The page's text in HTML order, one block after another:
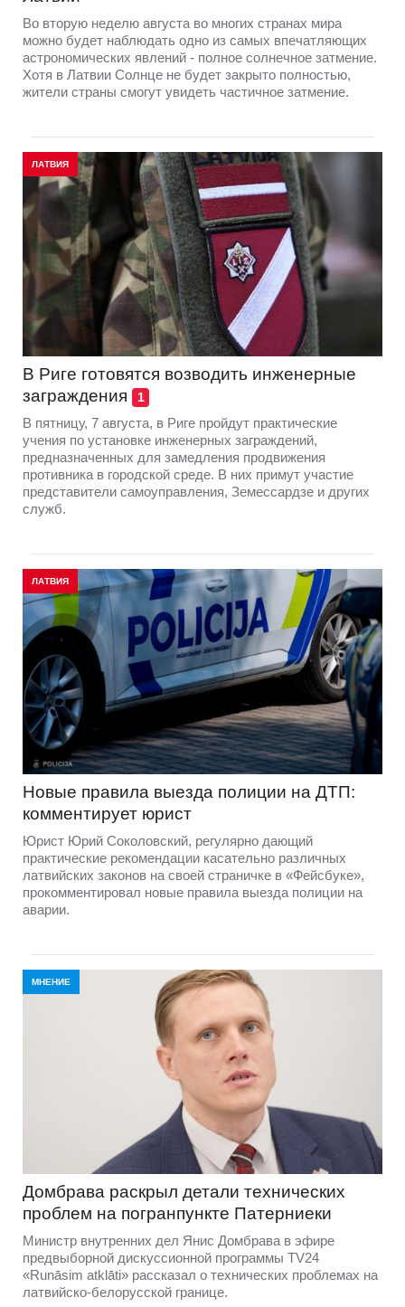
Во вторую неделю августа во многих странах мира
можно будет наблюдать одно из самых впечатляющих
астрономических явлений - полное солнечное затмение.
Хотя в Латвии Солнце не будет закрыто полностью,
жители страны смогут увидеть частичное затмение.
ЛАТВИЯ
В Риге готовятся возводить инженерные
заграждения
1
В пятницу, 7 августа, в Риге пройдут практические
учения по установке инженерных заграждений,
предназначенных для замедления продвижения
противника в городской среде. В них примут участие
представители самоуправления, Земессардзе и других
служб.
ЛАТВИЯ
Новые правила выезда полиции на ДТП:
комментирует юрист
Юрист Юрий Соколовский, регулярно дающий
практические рекомендации касательно различных
латвийских законов на своей страничке в «Фейсбуке»,
прокомментировал новые правила выезда полиции на
аварии.
МНЕНИЕ
Домбравa раскрыл детали технических
проблем на погранпункте Патерниеки
Министр внутренних дел Янис Домбрава в эфире
предвыборной дискуссионной программы TV24
«Runāsim atklāti» рассказал о технических проблемах на
латвийско-белорусской границе.